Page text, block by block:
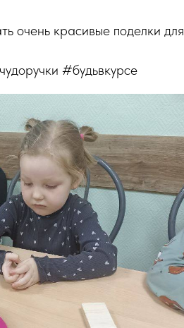
очень красивые поделки для
#будьвкурсе